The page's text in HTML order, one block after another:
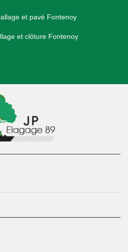
et pavé Fontenoy
et clôture Fontenoy